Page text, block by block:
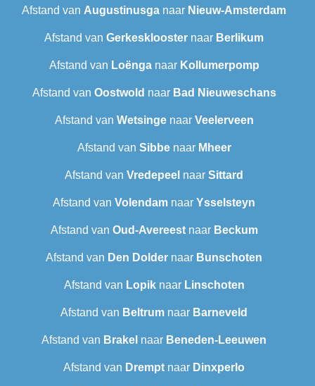
Afstand van Augustinusga naar Nieuw-Amsterdam
Afstand van Gerkesklooster naar Berlikum
Afstand van Loënganaar Kollumerpomp
Afstand van Oostwold naar Bad Nieuweschans
Afstand van Wetsingenaar Veelerveen
Afstand van Sibbenaar Mheer
Afstand van Vredepeel naar Sittard
Afstand van Volendam naar Ysselsteyn
Afstand van Oud-Avereestnaar Beckum
Afstand van Den Dolder naar Bunschoten
Afstand van Lopiknaar Linschoten
Afstand van Beltrum naar Barneveld
Afstand van Brakel naar Beneden-Leeuwen
Afstand van Drempt naar Dinxperlo